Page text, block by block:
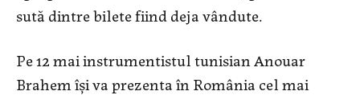
sută dintre bilete fiind deja vândute.
Pe 12 mai instrumentistul tunisian Anouar
Brahem își va prezenta în România cel mai